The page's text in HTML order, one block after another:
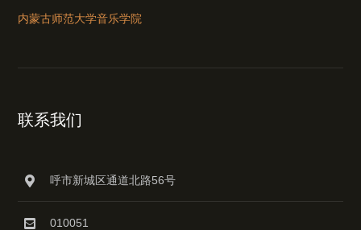
内蒙古师范大学音乐学院
联系我们
呼市新城区通道北路56号
010051